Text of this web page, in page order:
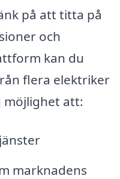
på att titta på
och
kan du
flera elektriker
möjlighet att:
marknadens